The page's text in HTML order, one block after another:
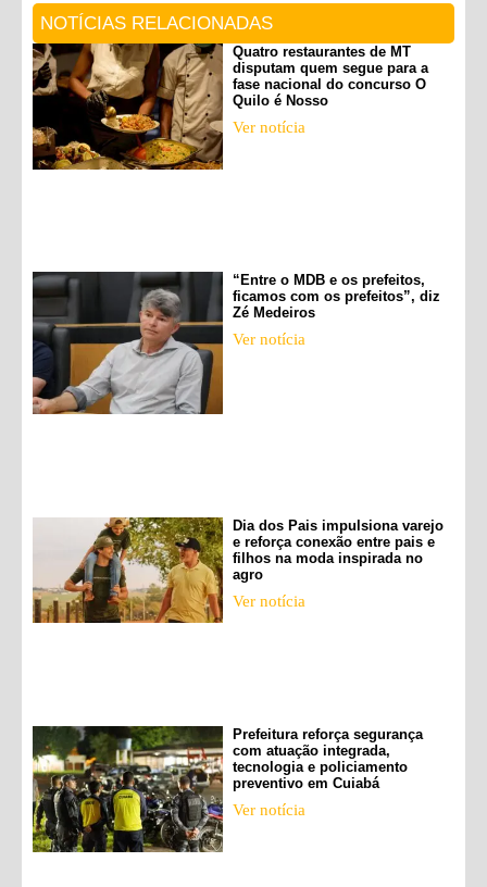
NOTÍCIAS RELACIONADAS
Quatro restaurantes de MT
disputam quem segue para a
fase nacional do concurso O
Quilo é Nosso
Ver notícia
“Entre o MDB e os prefeitos,
ficamos com os prefeitos”, diz
Zé Medeiros
Ver notícia
Dia dos Pais impulsiona varejo
e reforça conexão entre pais e
filhos na moda inspirada no
agro
Ver notícia
Prefeitura reforça segurança
com atuação integrada,
tecnologia e policiamento
preventivo em Cuiabá
Ver notícia